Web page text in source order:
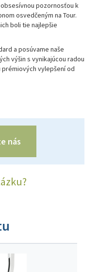
pozornosťou k
osvedčeným na Tour.
boli tie najlepšie
a posúvame naše
výšin s vynikajúcou radou
prémiových vylepšení od
nás